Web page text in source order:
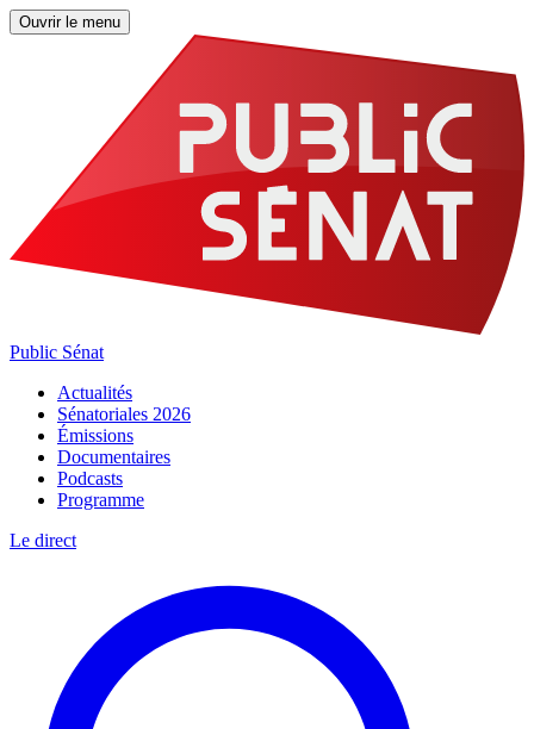
Ouvrir le menu
Public Sénat
Actualités
Sénatoriales 2026
Émissions
Documentaires
Podcasts
Programme
Le direct